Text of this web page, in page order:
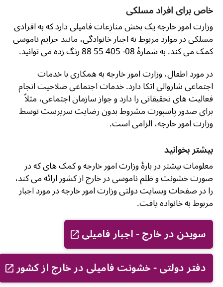
خاص برای افراد مسلکی
وزارت امور خارجه یک بخش منازعات فامیلی دارد که به افرادی
مسلکی در موارد مربوط به اجبار خانوادگی، مانند جرایم ناموسی
کمک می کند. به شمارۀ 08- 405 55 88 زنگ زده می توانید.
در مورد اطفال، وزارت امور خارجه به همکاری با خدمات
اجتماعی شاروالی اتکا دارد. خدمات اجتماعی صلاحیت انجام
فعالیت های تحقیقاتی را دارد و جواز سازمان اجتماعی، مثلاً
برای صدور پاسپورت مشروط بدون رضایت سرپرست توسط
وزارت امور خارجه، الزامی است.
بیشتر بخوانید
معلومات بیشتر در بارۀ وزارت امور خارجه و کمک های که در
صورت خشونت و ظلم ناموسی در خارج از کشور ارائه می کند،
را در صفحات وبسایت دولتی وزارت امور خارجه در مورد اجبار
مربوط به خانواده یافت.
سویدن در خارج - اجبار فامیلی
دفتر دولتی - خشونت فامیلی در خارج از کشور